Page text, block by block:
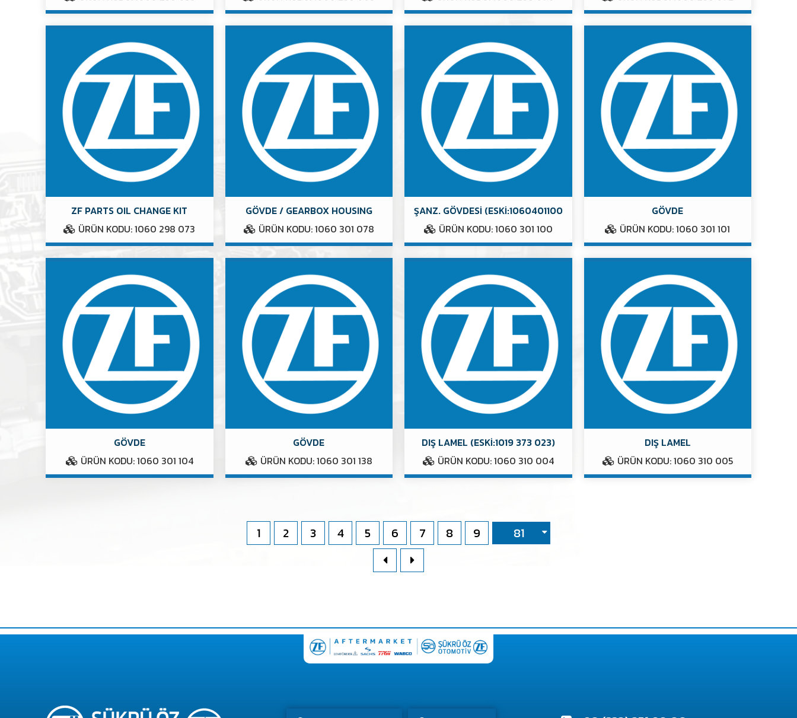
ZF PARTS OIL CHANGE KIT
ÜRÜN KODU: 1060 298 073
GÖVDE / GEARBOX HOUSING
ÜRÜN KODU: 1060 301 078
ŞANZ. GÖVDESİ (ESKİ:1060401100
ÜRÜN KODU: 1060 301 100
GÖVDE
ÜRÜN KODU: 1060 301 101
GÖVDE
ÜRÜN KODU: 1060 301 104
GÖVDE
ÜRÜN KODU: 1060 301 138
DIŞ LAMEL (ESKİ:1019 373 023)
ÜRÜN KODU: 1060 310 004
DIŞ LAMEL
ÜRÜN KODU: 1060 310 005
1 2 3 4 5 6 7 8 9 81